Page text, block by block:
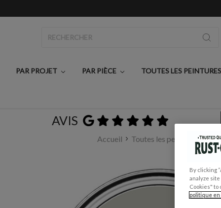
PAR PROJET PAR PIÈCE TOUTES LES PEINTURES
AVIS
Accueil Toutes les peintures
By clicking
analyze
Cookies" to
politique